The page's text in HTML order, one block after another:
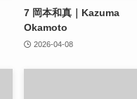
7 岡本和真｜Kazuma
Okamoto
2026-04-08